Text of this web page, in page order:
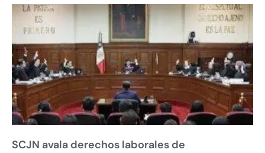
SCJN avala derechos laborales de